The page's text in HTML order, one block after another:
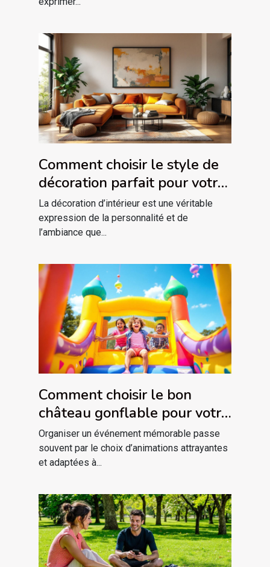
Comment choisir le style de
décoration parfait pour votre
intérieur ?
La décoration d’intérieur est une véritable
expression de la personnalité et de
l’ambiance que...
Comment choisir le bon
château gonflable pour votre
événement ?
Organiser un événement mémorable passe
souvent par le choix d’animations attrayantes
et adaptées à...